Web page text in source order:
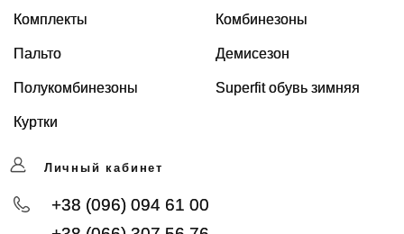
Комплекты
Пальто
Полукомбинезоны
Куртки
Комбинезоны
Демисезон
Superfit обувь зимняя
Личный кабинет
+38 (096) 094 61 00